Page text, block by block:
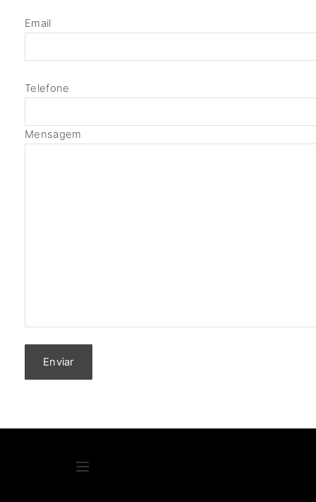
Email
Telefone
Mensagem